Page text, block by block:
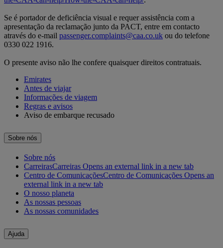
Se é portador de deficiência visual e requer assistência com a
apresentação da reclamação junto da PACT, entre em contacto
através do e-mail passenger.complaints@caa.co.uk ou do telefone
0330 022 1916.
O presente aviso não lhe confere quaisquer direitos contratuais.
Emirates
Antes de viajar
Informações de viagem
Regras e avisos
Aviso de embarque recusado
Sobre nós
Sobre nós
CarreirasCarreiras Opens an external link in a new tab
Centro de ComunicaçõesCentro de Comunicações Opens an
external link in a new tab
O nosso planeta
As nossas pessoas
As nossas comunidades
Ajuda